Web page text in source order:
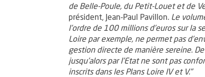
de Belle-Poule, du Petit-Louet et de
président, Jean-Paul Pavillon. Le
l’ordre de 100 millions d’euros sur la
Loire par exemple, ne permet pas
gestion directe de manière sereine.
jusqu’alors par l’Etat ne sont pas
inscrits dans les Plans Loire IV et V."